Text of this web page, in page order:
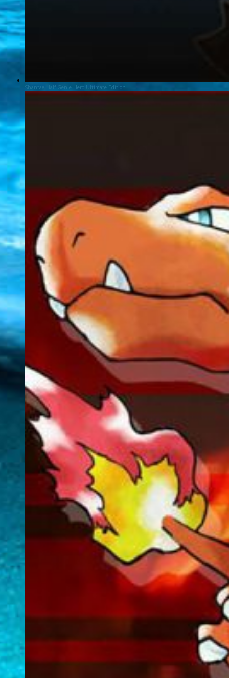
Shantae Half Genie Hero Ultimate Edition